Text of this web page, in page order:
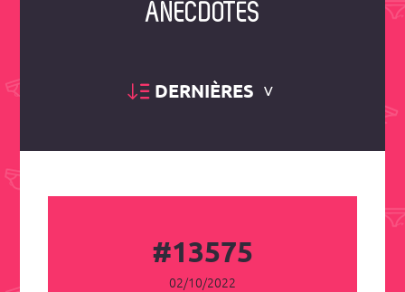
ANECDOTES
DERNIÈRES
#13575
02/10/2022